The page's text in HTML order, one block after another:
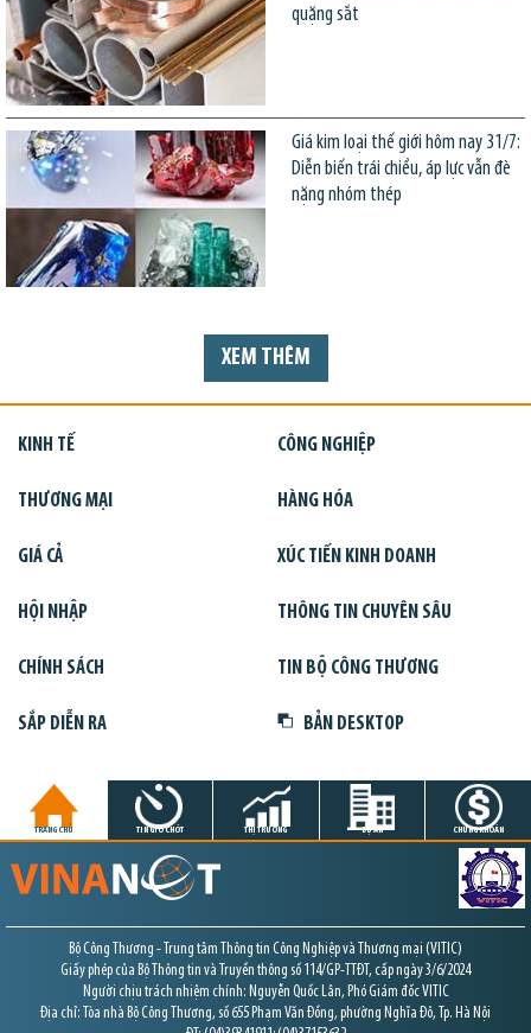
quặng sắt
Giá kim loại thế giới hôm nay 31/7:
Diễn biến trái chiều, áp lực vẫn đè
nặng nhóm thép
XEM THÊM
KINH TẾ CÔNG NGHIỆP
THƯƠNG MẠI HÀNG HÓA
GIÁ CẢ XÚC TIẾN KINH DOANH
HỘI NHẬP THÔNG TIN CHUYÊN SÂU
CHÍNH SÁCH TIN BỘ CÔNG THƯƠNG
SẮP DIỄN RA BẢN DESKTOP
TRANG CHỦ TIN GIỜ CHÓT THỊ TRƯỜNG DỰ ÁN CHỨNG KHOÁN
Bộ Công Thương - Trung tâm Thông tin Công Nghiệp và Thương mại (VITIC)
Giấy phép của Bộ Thông tin và Truyền thông số 114/GP-TTĐT, cấp ngày 3/6/2024
Người chịu trách nhiệm chính: Nguyễn Quốc Lân, Phó Giám đốc VITIC
Địa chỉ: Tòa nhà Bộ Công Thương, số 655 Phạm Văn Đồng, phường Nghĩa Đô, Tp. Hà Nội